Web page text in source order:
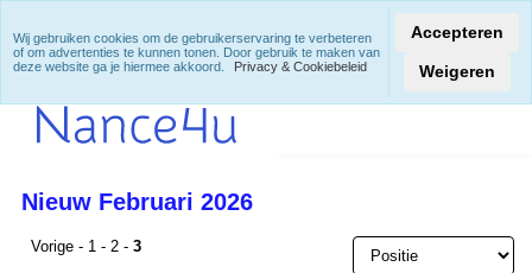
Nieuw Februari 2026
Vorige - 1 - 2 - 3
Wij gebruiken cookies om de gebruikerservaring te verbeteren
of om advertenties te kunnen tonen. Door gebruik te maken van
deze website ga je hiermee akkoord.
Privacy & Cookiebeleid
Accepteren
Weigeren